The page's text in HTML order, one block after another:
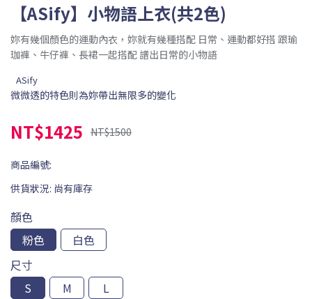
【ASify】小物語上衣(共2色)
妳有幾個顏色的運動內衣，妳就有幾種搭配 日常、運動都好搭 跟瑜
珈褲、牛仔褲、長裙一起搭配 譜出日常的小物語
ASify
微微透的特色則為妳帶出無限多的變化
NT$1425 NT$1500
商品編號:
供貨狀況: 尚有庫存
顏色
粉色
白色
尺寸
S
M L